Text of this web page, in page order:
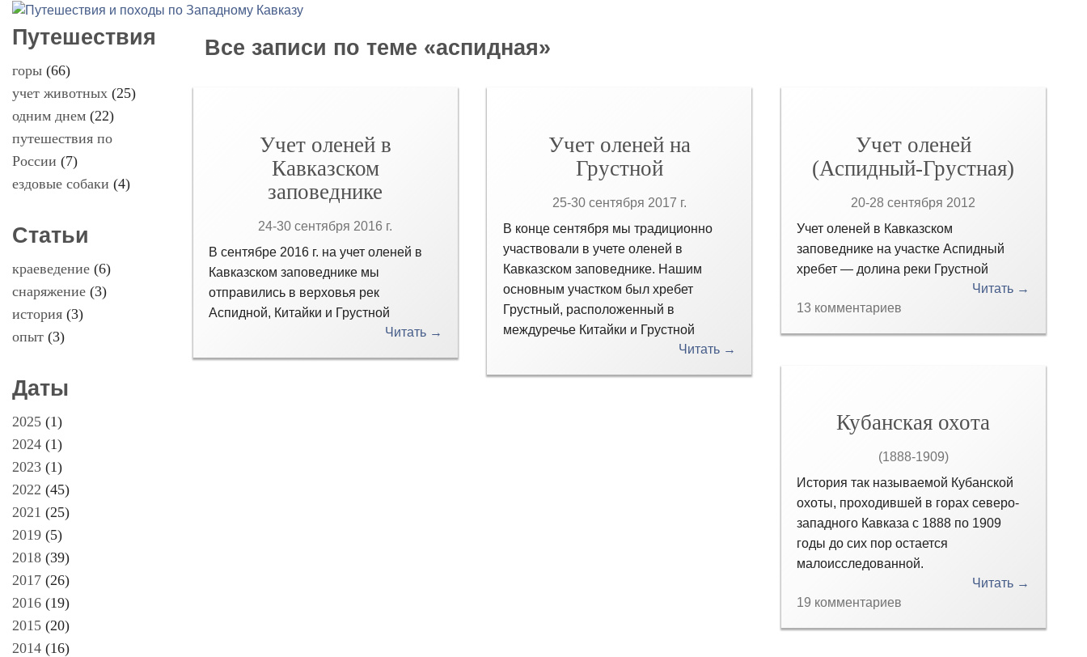
Все записи по теме «аспидная»
Учет оленей в
Кавказском
заповеднике
24-30 сентября 2016 г.
В сентябре 2016 г. на учет оленей в
Кавказском заповеднике мы
отправились в верховья рек
Аспидной, Китайки и Грустной
Читать →
Учет оленей на
Грустной
25-30 сентября 2017 г.
В конце сентября мы традиционно
участвовали в учете оленей в
Кавказском заповеднике. Нашим
основным участком был хребет
Грустный, расположенный в
междуречье Китайки и Грустной
Читать →
Учет оленей
(Аспидный-Грустная)
20-28 сентября 2012
Учет оленей в Кавказском
заповеднике на участке Аспидный
хребет — долина реки Грустной
Читать →
13 комментариев
Кубанская охота
(1888-1909)
История так называемой Кубанской
охоты, проходившей в горах северо-
западного Кавказа с 1888 по 1909
годы до сих пор остается
малоисследованной.
Читать →
19 комментариев
Путешествия
горы (66)
учет животных (25)
одним днем (22)
путешествия по
России (7)
ездовые собаки (4)
Статьи
краеведение (6)
снаряжение (3)
история (3)
опыт (3)
Даты
2025 (1)
2024 (1)
2023 (1)
2022 (45)
2021 (25)
2019 (5)
2018 (39)
2017 (26)
2016 (19)
2015 (20)
2014 (16)